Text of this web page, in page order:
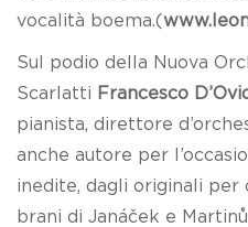
vocalità boema.(
Sul podio della Nuova
Scarlatti Francesco
pianista, direttore
anche autore per
inedite, dagli originali per
brani di Janáček e